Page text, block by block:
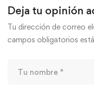
Deja tu opinión
Tu dirección de correo
campos obligatorios